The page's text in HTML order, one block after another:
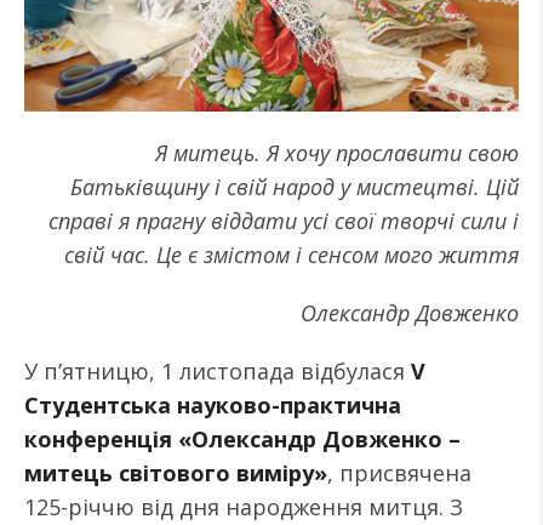
Я митець. Я хочу прославити свою
Батьківщину і свій народ у мистецтві. Цій
справі я прагну віддати усі свої творчі сили і
свій час. Це є змістом і сенсом мого життя
Олександр Довженко
У п’ятницю, 1 листопада відбулася V
Студентська науково-практична
конференція «Олександр Довженко –
митець світового виміру», присвячена
125-річчю від дня народження митця. З